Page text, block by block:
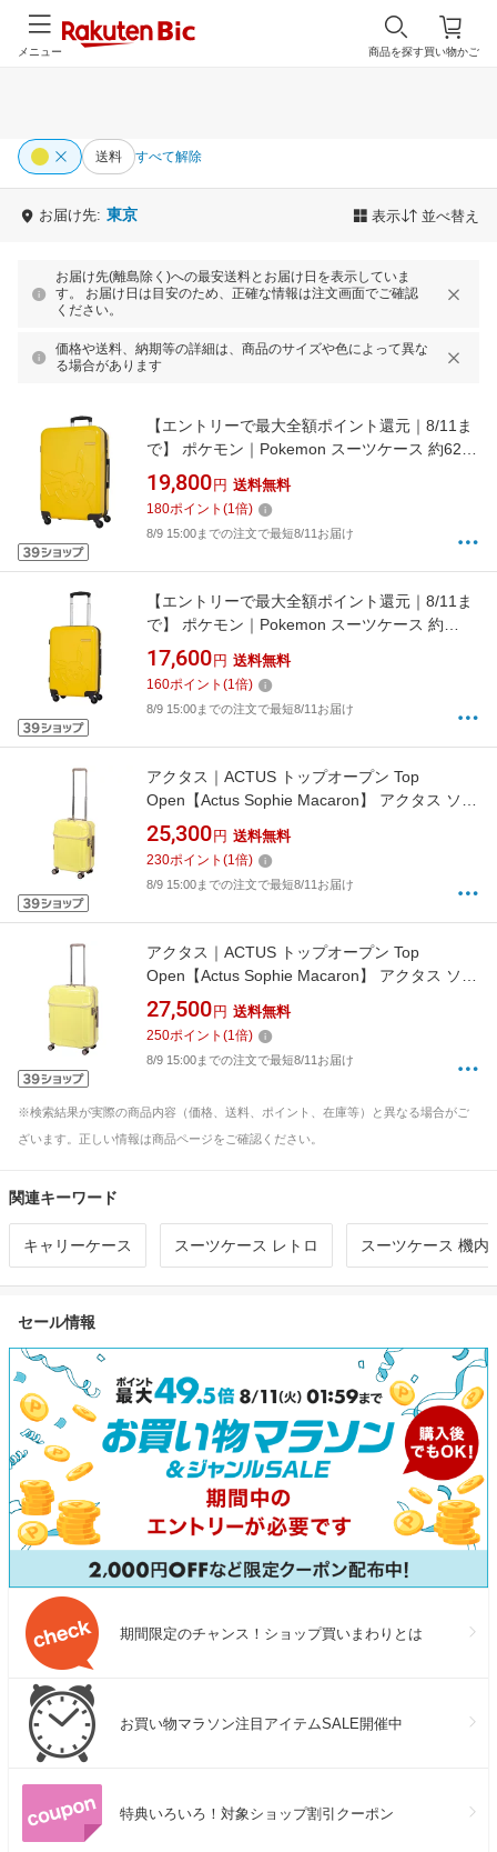
買い物かご
商品を探す
メニュー
送料 すべて解除
お届け先: 東京 表示 並べ替え
お届け先(離島除く)への最安送料とお届け日を表示していま
す。 お届け日は目安のため、正確な情報は注文画面でご確認
ください。
価格や送料、納期等の詳細は、商品のサイズや色によって異な
る場合があります
【エントリーで最大全額ポイント還元｜8/11ま
で】 ポケモン｜Pokemon スーツケース 約62L
旅行目安：4〜6泊 ピカチュウ/イエロー PK-
0864-60-YE [TSAロック搭載]
19,800 円 送料無料
180ポイント (1倍)
8/9 15:00までの注文で最短8/11お届け
【エントリーで最大全額ポイント還元｜8/11ま
で】 ポケモン｜Pokemon スーツケース 約
37L（機内持込可）旅行目安：1〜3泊 ピカチュ
ウ/イエロー PK-0864-50-YE [TSAロック搭載]
17,600 円 送料無料
160ポイント (1倍)
8/9 15:00までの注文で最短8/11お届け
アクタス｜ACTUS トップオープン Top
Open【Actus Sophie Macaron】 アクタス ソフ
ィーマカロン 拡張機能付きキャリー
［34（/42） L］ Sophie（ソフィー） イエロー
74-31247 [TSAロック搭載]
25,300 円 送料無料
230ポイント (1倍)
8/9 15:00までの注文で最短8/11お届け
アクタス｜ACTUS トップオープン Top
Open【Actus Sophie Macaron】 アクタス ソフ
ィーマカロン 拡張機能付きキャリー
［57（/68） L］ Sophie（ソフィー） イエロー
74-31257 [TSAロック搭載]
27,500 円 送料無料
250ポイント (1倍)
8/9 15:00までの注文で最短8/11お届け
※検索結果が実際の商品内容（価格、送料、ポイント、在庫等）と異なる場合がご
ざいます。正しい情報は商品ページをご確認ください。
関連キーワード
キャリーケース スーツケース レトロ スーツケース 機内
セール情報
期間限定のチャンス！ショップ買いまわりとは
お買い物マラソン注目アイテムSALE開催中
特典いろいろ！対象ショップ割引クーポン